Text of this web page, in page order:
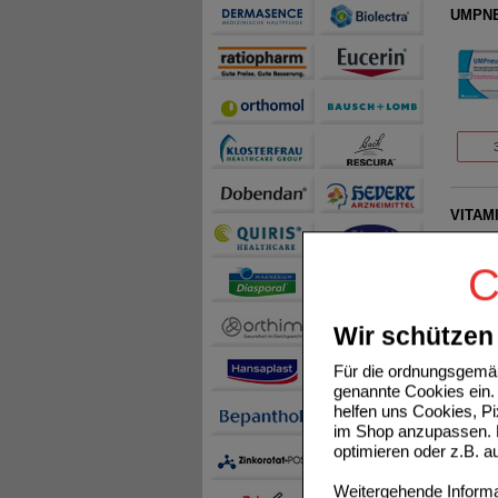
Wir
Für die
genannte Cookies
helfen uns Cookies,
im Shop anzupassen.
optimieren oder z.B.
Weitergehende